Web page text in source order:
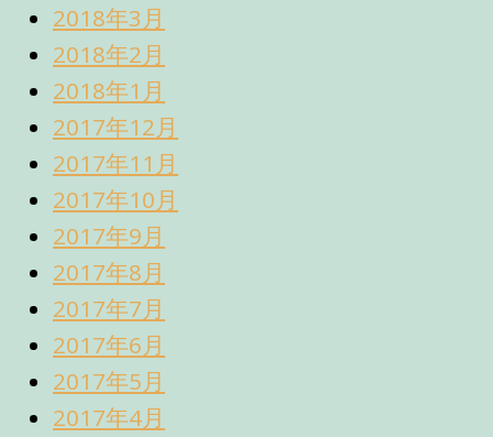
2018年3月
2018年2月
2018年1月
2017年12月
2017年11月
2017年10月
2017年9月
2017年8月
2017年7月
2017年6月
2017年5月
2017年4月